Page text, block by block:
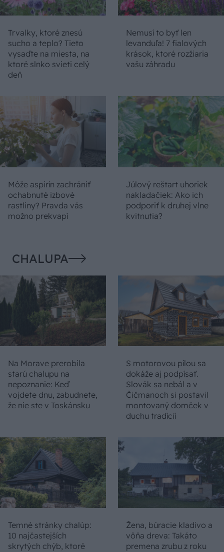
Trvalky, ktoré znesú
sucho a teplo? Tieto
vysaďte na miesta, na
ktoré slnko svieti celý
deň
Nemusí to byť len
levanduľa! 7 fialových
krások, ktoré rozžiaria
vašu záhradu
Môže aspirín zachrániť
ochabnuté izbové
rastliny? Pravda vás
možno prekvapí
Júlový reštart uhoriek
nakladačiek: Ako ich
podporiť k druhej vlne
kvitnutia?
CHALUPA
Na Morave prerobila
starú chalupu na
nepoznanie: Keď
vojdete dnu, zabudnete,
že nie ste v Toskánsku
S motorovou pílou sa
dokáže aj podpísať.
Slovák sa nebál a v
Čičmanoch si postavil
montovaný domček v
duchu tradícií
Temné stránky chalúp:
10 najčastejších
skrytých chýb, ktoré
Žena, búracie kladivo a
vôňa dreva: Takáto
premena zrubu z roku